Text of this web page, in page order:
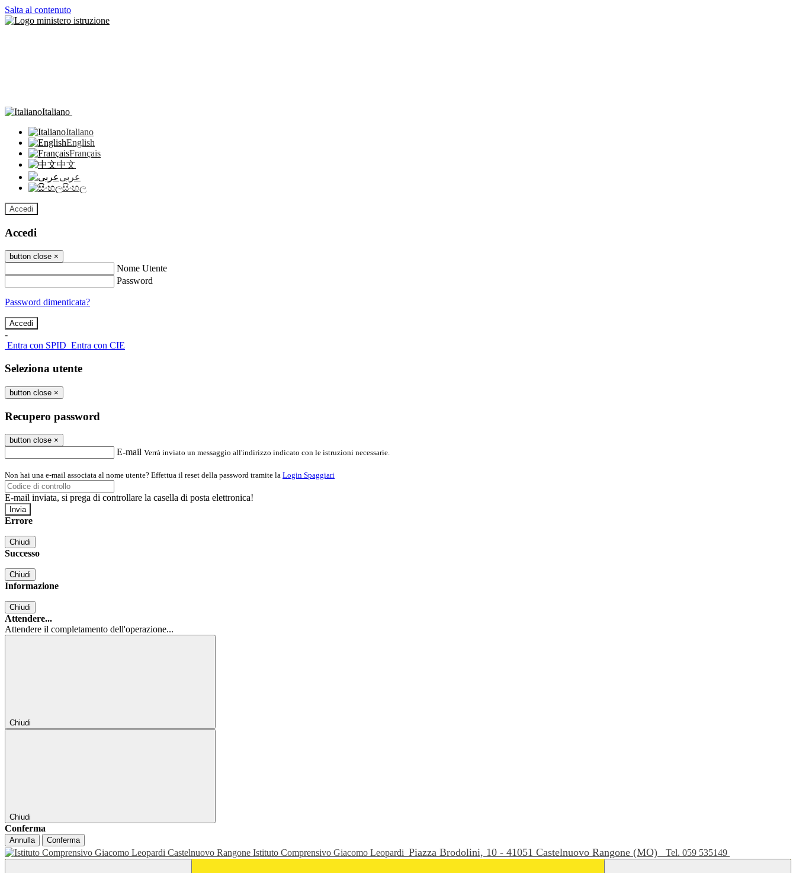
Salta al contenuto
Italiano
Italiano
English
Français
中文
عربى
සිංහල
Accedi
Accedi
button close ×
Nome Utente
Password
Password dimenticata?
-
Entra con SPID Entra con CIE
Seleziona utente
button close ×
Recupero password
button close ×
E-mail Verrà inviato un messaggio all'indirizzo indicato con le istruzioni necessarie.
Non hai una e-mail associata al nome utente? Effettua il reset della password tramite la Login Spaggiari
E-mail inviata, si prega di controllare la casella di posta elettronica!
Errore
Chiudi
Successo
Chiudi
Informazione
Chiudi
Attendere...
Attendere il completamento dell'operazione...
Chiudi
Chiudi
Conferma
Annulla Conferma
Istituto Comprensivo Giacomo Leopardi Piazza Brodolini, 10 - 41051 Castelnuovo Rangone (MO) Tel. 059 535149